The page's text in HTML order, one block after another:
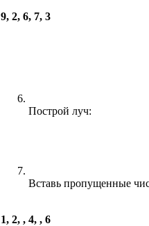
9, 2, 6, 7, 3
Построй луч:
Вставь пропущенные
1, 2, , 4, , 6